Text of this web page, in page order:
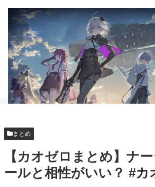
まとめ
【カオゼロまとめ】ナ
ールと相性がいい？ #カ